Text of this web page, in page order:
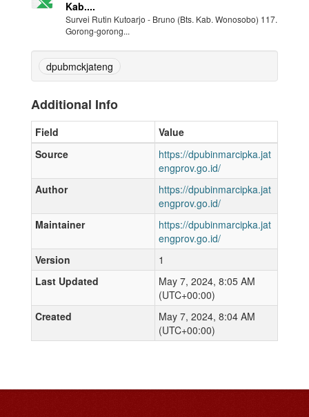
Kab....
Survei Rutin Kutoarjo - Bruno (Bts. Kab. Wonosobo) 117.
Gorong-gorong...
dpubmckjateng
Additional Info
Field
Value
Source
https://dpubinmarcipka.jat
engprov.go.id/
Author
https://dpubinmarcipka.jat
engprov.go.id/
Maintainer
https://dpubinmarcipka.jat
engprov.go.id/
Version
1
Last Updated
May 7, 2024, 8:05 AM
(UTC+00:00)
Created
May 7, 2024, 8:04 AM
(UTC+00:00)